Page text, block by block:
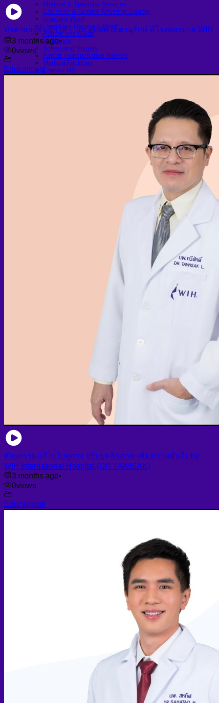
Medical & Specialty Services
Cosmetic & Gender-Affirming Surgery
Inpatient Ward
Long-Stay Recovery Ward
Patient Info Guide
Insurance
Scheduling Surgery
Airport Transportation Service
Medical Facilities
Contact US
Find a Doctor
Mental Health Support and the Referral Letter
Xeomin (Botulinum Toxin)
Aestox (Medytox) – Korean Botulinum Toxin
Hyaluronic Filler | Juvederm, Restylane, Belotero
Radiesse Filler | Calcium Hydroxylapatite Dermal
Sculptra Filler | PLLA Collagen Stimulator
Autologous Fat Grafting (Autologous Filler)
Platelet-Rich Plasma (PRP)
Reproductive Health — Ovarian Regenerative
ทำตาสองชั้นมีกี่วิธี – นพ.สหทัศ เหตานุรักษ์ ที่โรงพยาบาล WIH
3 months ago•
0views
Educational
ศัลยกรรมแก้ไขใบหูกาง ปรับบุคลิกภาพ เพิ่มความมั่นใจ by
WIH International Hospital (DR.TAWISAK)
3 months ago•
0views
Educational